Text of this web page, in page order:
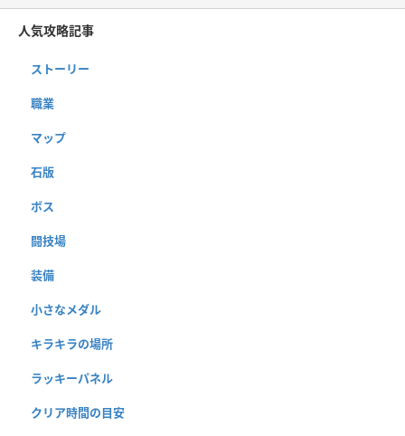
人気攻略記事
ストーリー
職業
マップ
石版
ボス
闘技場
装備
小さなメダル
キラキラの場所
ラッキーパネル
クリア時間の目安